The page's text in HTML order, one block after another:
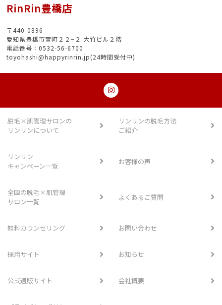
RinRin豊橋店
〒440-0896
愛知県豊橋市萱町２２−２ 大竹ビル２階
電話番号：0532-56-6700
toyohashi@happyrinrin.jp(24時間受付中)
脱毛×肌管理サロンの
リンリンについて
リンリンの脱毛方法
ご紹介
リンリン
キャンペーン一覧
お客様の声
全国の脱毛×肌管理
サロン一覧
よくあるご質問
無料カウンセリング お問い合わせ
採用サイト お知らせ
公式通販サイト 会社概要